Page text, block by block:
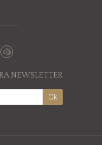
NEWSLETTER